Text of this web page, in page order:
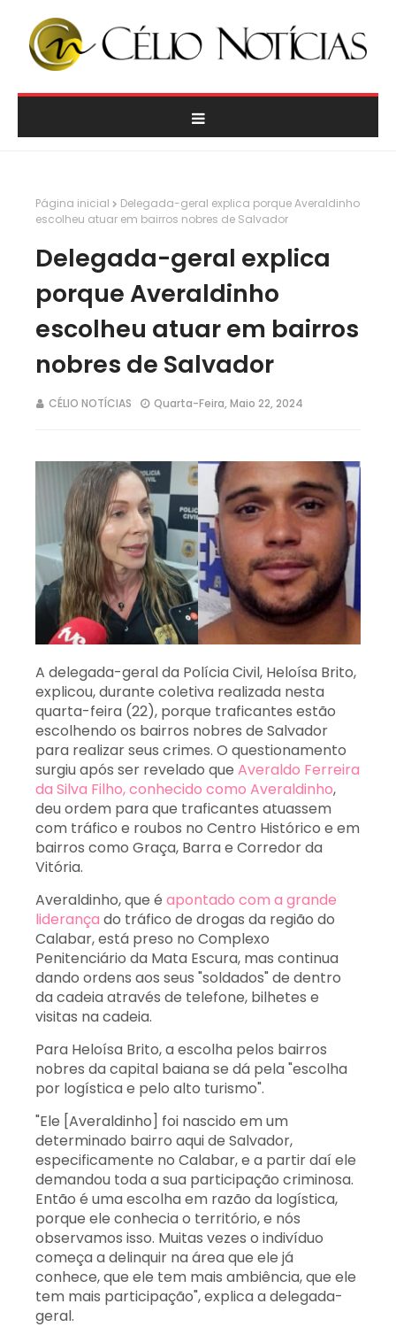
Página inicial
Delegada-geral explica porque Averaldinho
escolheu atuar em bairros nobres de Salvador
Delegada-geral explica
porque Averaldinho
escolheu atuar em bairros
nobres de Salvador
CÉLIO NOTÍCIAS Quarta-Feira, Maio 22, 2024
A delegada-geral da Polícia Civil, Heloísa Brito,
explicou, durante coletiva realizada nesta
quarta-feira (22), porque traficantes estão
escolhendo os bairros nobres de Salvador
para realizar seus crimes. O questionamento
surgiu após ser revelado que Averaldo Ferreira
da Silva Filho, conhecido como Averaldinho,
deu ordem para que traficantes atuassem
com tráfico e roubos no Centro Histórico e em
bairros como Graça, Barra e Corredor da
Vitória.
Averaldinho, que é apontado com a grande
liderança do tráfico de drogas da região do
Calabar, está preso no Complexo
Penitenciário da Mata Escura, mas continua
dando ordens aos seus "soldados" de dentro
da cadeia através de telefone, bilhetes e
visitas na cadeia.
Para Heloísa Brito, a escolha pelos bairros
nobres da capital baiana se dá pela "escolha
por logística e pelo alto turismo".
"Ele [Averaldinho] foi nascido em um
determinado bairro aqui de Salvador,
especificamente no Calabar, e a partir daí ele
demandou toda a sua participação criminosa.
Então é uma escolha em razão da logística,
porque ele conhecia o território, e nós
observamos isso. Muitas vezes o indivíduo
começa a delinquir na área que ele já
conhece, que ele tem mais ambiência, que ele
tem mais participação", explica a delegada-
geral.